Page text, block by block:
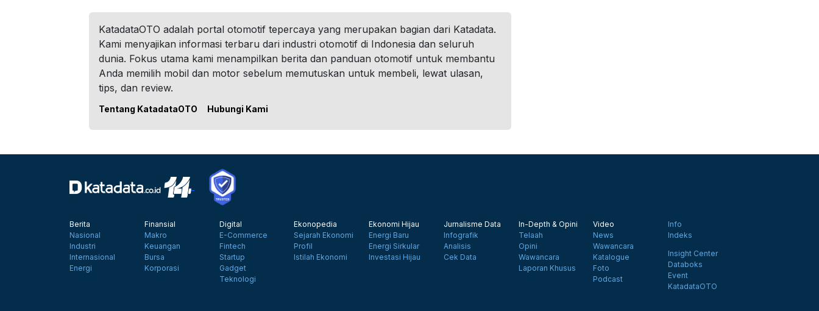
KatadataOTO adalah portal otomotif tepercaya yang merupakan bagian dari Katadata.
Kami menyajikan informasi terbaru dari industri otomotif di Indonesia dan seluruh
dunia. Fokus utama kami menampilkan berita dan panduan otomotif untuk membantu
Anda memilih mobil dan motor sebelum memutuskan untuk membeli, lewat ulasan,
tips, dan review.
Tentang KatadataOTO Hubungi Kami
Berita
Nasional
Industri
Internasional
Energi
Finansial
Makro
Keuangan
Bursa
Korporasi
Digital
E-Commerce
Fintech
Startup
Gadget
Teknologi
Ekonopedia
Sejarah Ekonomi
Profil
Istilah Ekonomi
Ekonomi Hijau
Energi Baru
Energi Sirkular
Investasi Hijau
Jurnalisme Data
Infografik
Analisis
Cek Data
In-Depth & Opini
Telaah
Opini
Wawancara
Laporan Khusus
Video
News
Wawancara
Katalogue
Foto
Podcast
Info
Indeks
Insight Center
Databoks
Event
KatadataOTO